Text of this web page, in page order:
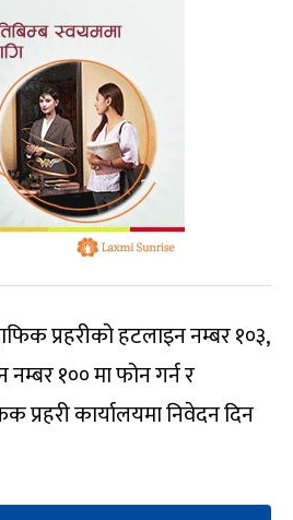
प्रहरीको हटलाइन नम्बर १०३,
१०० मा फोन गर्न र
प्रहरी कार्यालयमा निवेदन दिन